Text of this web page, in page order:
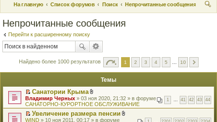
На главную Список форумов Поиск
Непрочитанные сообщения
Непрочитанные сообщения
Перейти к расширенному поиску
Найдено более 1000 результатов 1 2 3 4 5 10
Темы
П
е
р
е
й
Санатории Крыма
В
л
о
ж
е
1 41 42 43 44
Владимир Черных » 03 ноя 2020, 21:32 » в форуме
САНАТОРНО-КУРОРТНОЕ ОБСЛУЖИВАНИЕ
П
Увеличение размера пенсии
WIND » 10 ноя 2011, 00:17 » в форуме